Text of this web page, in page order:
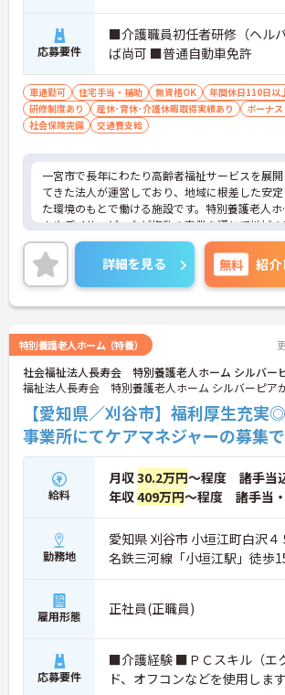
【月平均残業5時間と少なめで、無理のないペー
で長く続けられる環境です】
・残業が少なくシフト制で希望休みの相談も可
ため、プライベートの時間もしっかりと確保で
す。
・事業所内保育所が完備されているほか、育児
などの取得実績もあり、ライフステージが変わっ
も働き続けられます。
【駅から徒歩1分の好立地で、日々の通勤負担を
きく軽減できます】
・最寄り駅から徒歩1分とアクセス抜群の場所に
が可能です。
・マイカー通勤にも対応しており、通勤手当も月
上限3万円まで支給されることで、ご自身のライ
スタイルに合わせた通勤方法を選べます。
応募要件
■介護職員初任者研修（ヘル
ば尚可 ■普通自動車免許
車通勤可 住宅手当・補助 無資格OK 年間休日110日以
研修制度あり
産休･育休･介護休暇取得実績あり
ボーナ
社会保険完備
交通費支給
一宮市で長年にわたり高齢者福祉サービスを展開
てきた法人が運営しており、地域に根差した安定
た環境のもとで働ける施設です。特別養護老人ホ
ムやデイサービスなど複数の事業を通じて地域
齢者支援を担っており、これまで培ってきた運
績とノウハウが活かされています。
また、法人としての経営基盤がしっかりしている
も魅力の一つです。福利厚生の整備にも力を入れ
おり、腰を据えて働きたい方にとって安心感の
添う介護を実践しながら、安定した環境で長く
リアを築いていきたい方におすすめの求人です。
詳細を見る 無料 紹介
特別養護老人ホーム（特養）
社会福祉法人長寿会 特別養護老人ホーム シルバー
福祉法人長寿会 特別養護老人ホーム シルバーピア
【愛知県／刈谷市】福利厚生充実
事業所にてケアマネジャーの募集
給料
月収30.2万円～程度 諸手当
年収409万円～程度 諸手当
勤務地
愛知県 刈谷市 小垣江町白沢４
名鉄三河線「小垣江駅」徒歩
雇用形態 正社員(正職員)
応募要件
■介護経験 ■ＰＣスキル（エ
ド、オフコンなどを使用します